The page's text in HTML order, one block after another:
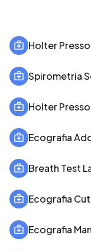
Holter
Spirometria
Holter
Ecografia
Breath Test
Ecografia
Ecografia